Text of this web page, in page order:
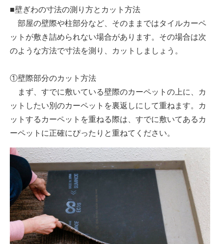
■壁ぎわの寸法の測り方とカット方法
部屋の壁際や柱部分など、そのままではタイルカーペ
ットが敷き詰められない場合があります。その場合は次
のような方法で寸法を測り、カットしましょう。
①壁際部分のカット方法
まず、すでに敷いている壁際のカーペットの上に、カ
ットしたい別のカーペットを裏返しにして重ねます。カ
ットするカーペットを重ねる際は、すでに敷いてあるカ
ーペットに正確にぴったりと重ねてください。